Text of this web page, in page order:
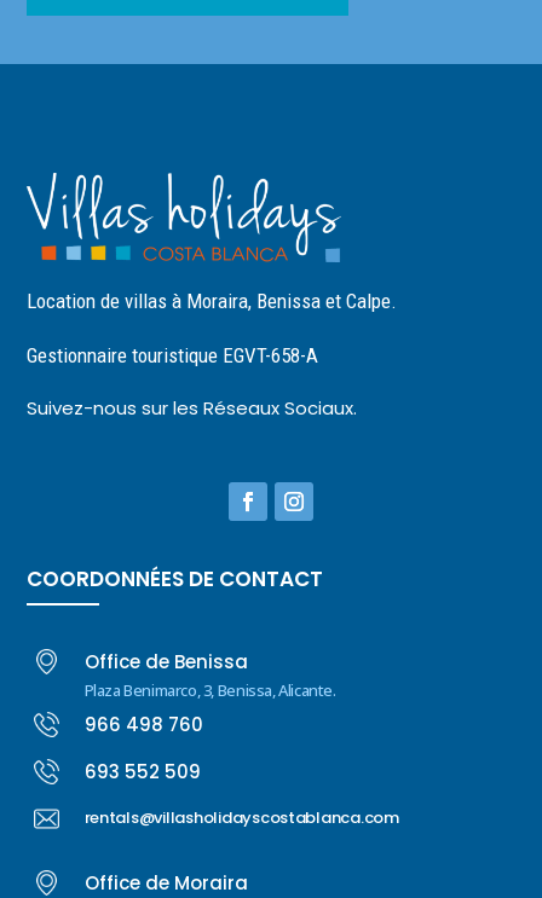
Location de villas à Moraira, Benissa et Calpe.
Gestionnaire touristique EGVT-658-A
Suivez-nous sur les Réseaux Sociaux.
COORDONNÉES DE CONTACT
Office de Benissa
Plaza Benimarco, 3, Benissa, Alicante.
966 498 760
693 552 509
rentals@villasholidayscostablanca.com
Office de Moraira